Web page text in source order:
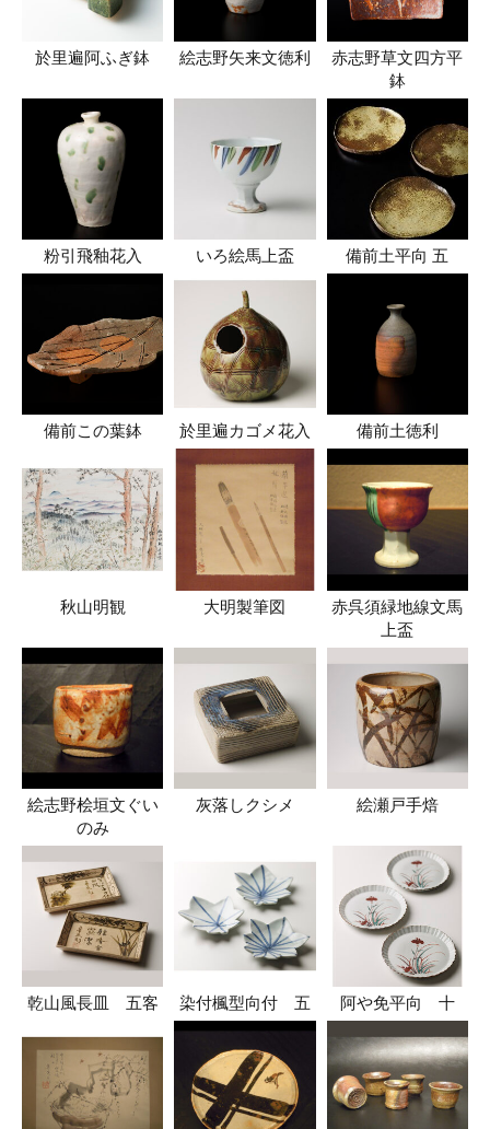
於里遍阿ふぎ鉢 絵志野矢来文徳利
赤志野草文四方平
鉢
粉引飛釉花入 いろ絵馬上盃 備前土平向 五
備前この葉鉢 於里遍カゴメ花入 備前土徳利
秋山明観 大明製筆図
赤呉須緑地線文馬
上盃
絵志野桧垣文ぐい
のみ
灰落しクシメ 絵瀬戸手焙
乾山風長皿 五客 染付楓型向付 五 阿や免平向 十